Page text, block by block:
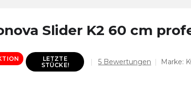
Slider K2 60 cm
LETZTE
STÜCKE!
Die
5 Bewertungen Marke: